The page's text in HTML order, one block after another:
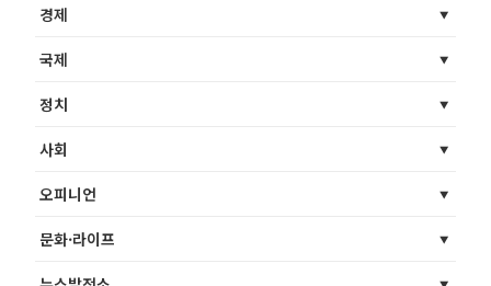
경제
국제
정치
사회
오피니언
문화·라이프